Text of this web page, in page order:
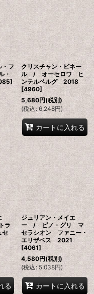
・フ
・
]
クリスチャン・ビネー
ル / オーセロワ ヒ
ンテルベルグ 2018
[4960]
5,680円(税別)
(税込 : 6,248円)
カートに入れる
ラ
セ
る
ジュリアン・メイエ
ー / ピノ・グリ マ
セラシオン ファニー・
エリザベス 2021
[4061]
4,580円(税別)
(税込 : 5,038円)
カートに入れる